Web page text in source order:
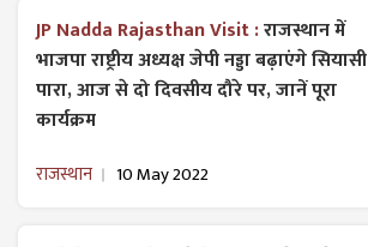
JP Nadda Rajasthan Visit :राजस्थान में
भाजपा राष्ट्रीय अध्यक्ष जेपी नड्डा बढ़ाएंगे सियासी
पारा, आज से दो दिवसीय दौरे पर, जानें पूरा
कार्यक्रम
राजस्थान 10 May 2022